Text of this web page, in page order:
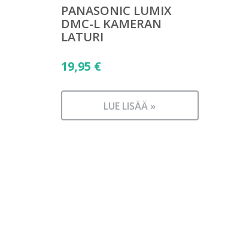
PANASONIC LUMIX
DMC-L KAMERAN
LATURI
19,95 €
LUE LISÄÄ »